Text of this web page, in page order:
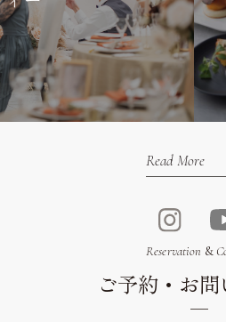
Read More
Reservation &
ご予約・お